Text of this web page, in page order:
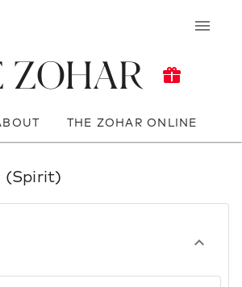
Zohar
THE ZOHAR ONLINE
(Spirit)